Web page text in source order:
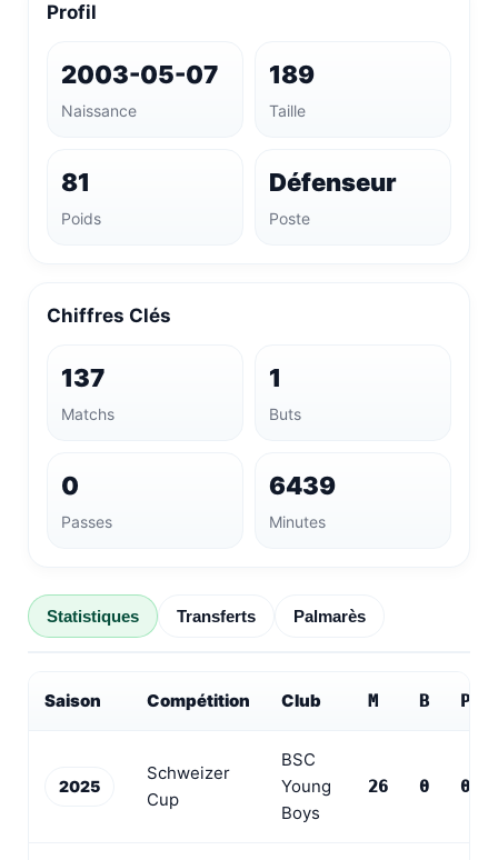
Profil
2003-05-07
Naissance
189
Taille
81
Poids
Défenseur
Poste
Chiffres Clés
137
Matchs
1
Buts
0
Passes
6439
Minutes
Statistiques Transferts Palmarès
Saison Compétition Club M B PD
2025
Schweizer
Cup
BSC
Young
Boys
26 0 0